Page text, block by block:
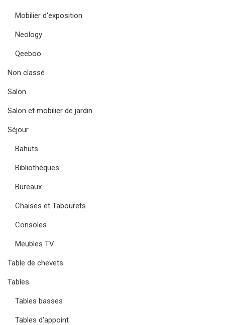
Mobilier d'exposition
Neology
Qeeboo
Non classé
Salon
Salon et mobilier de jardin
Séjour
Bahuts
Bibliothèques
Bureaux
Chaises et Tabourets
Consoles
Meubles TV
Table de chevets
Tables
Tables basses
Tables d'appoint